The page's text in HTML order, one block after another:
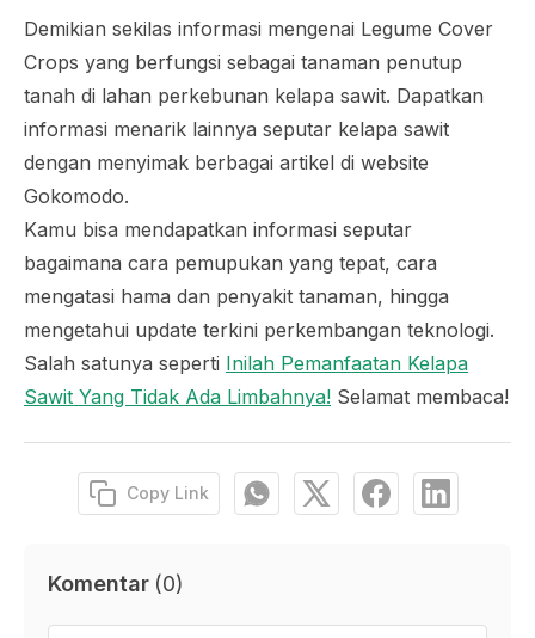
Demikian sekilas informasi mengenai Legume Cover
Crops yang berfungsi sebagai tanaman penutup
tanah di lahan perkebunan kelapa sawit. Dapatkan
informasi menarik lainnya seputar kelapa sawit
dengan menyimak berbagai artikel di website
Gokomodo.
Kamu bisa mendapatkan informasi seputar
bagaimana cara pemupukan yang tepat, cara
mengatasi hama dan penyakit tanaman, hingga
mengetahui update terkini perkembangan teknologi.
Salah satunya seperti Inilah Pemanfaatan Kelapa
Sawit Yang Tidak Ada Limbahnya! Selamat membaca!
Copy Link
Komentar (0)